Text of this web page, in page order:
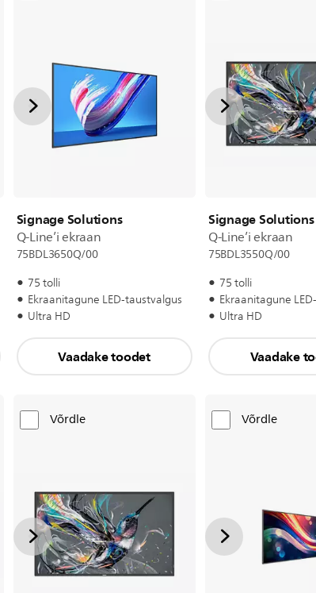
Signage Solutions
Q-Line’i ekraan
75BDL3650Q/00
75 tolli
Ekraanitagune LED-taustvalgus
Ultra HD
Vaadake toodet
Signage Solutions
Q-Line’i ekraan
75BDL3550Q/00
75 tolli
Ekraanitagune
Ultra HD
Vaadake
Võrdle Võrdle